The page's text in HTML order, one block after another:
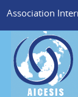
Association